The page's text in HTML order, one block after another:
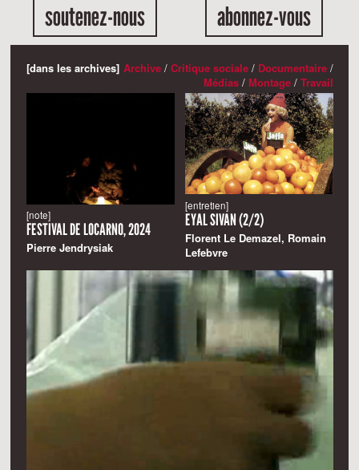
soutenez-nous abonnez-vous
[dans les archives] Archive/ Critique sociale/ Documentaire/
Médias/ Montage/ Travail
[note]
FESTIVAL DE LOCARNO, 2024
Pierre Jendrysiak
[entretien]
EYAL SIVAN (2/2)
Florent Le Demazel, Romain
Lefebvre